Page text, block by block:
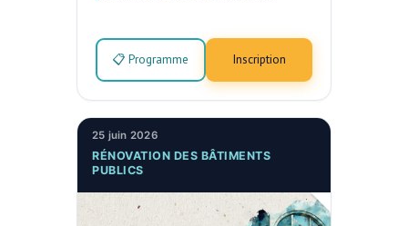
📋 Programme Inscription
25 juin 2026
RÉNOVATION DES BÂTIMENTS
PUBLICS